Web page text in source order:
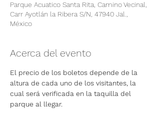
Parque Acuatico Santa Rita, Camino Vecinal,
Carr Ayotlán la Ribera S/N, 47940 Jal.,
México
Acerca del evento
El precio de los boletos depende de la
altura de cada uno de los visitantes, la
cual será verificada en la taquilla del
parque al llegar.